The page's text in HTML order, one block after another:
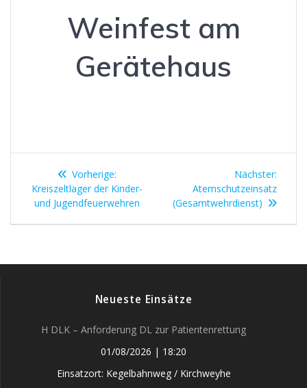
Weinfest am
Gerätehaus
Beitragsnavigation
Vorherige:Vorheriger
Beitrag:
Kreiszeltlager der Kinder-
und Jugendfeuerwehren
Nächster:
Atemschutzeinsatz
(Gesamtwehrdienst)
Neueste Einsätze
H DLK – Anforderung DL zur Patientenrettung
01/08/2026 | 18:20
Einsatzort: Kegelbahnweg / Kirchweyhe